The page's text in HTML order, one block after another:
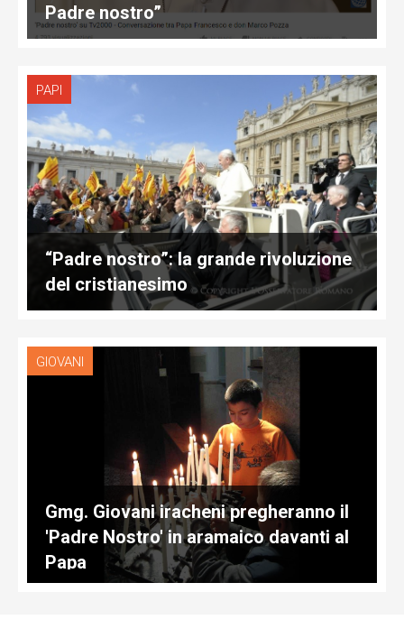
Padre nostro”
PAPI
“Padre nostro”: la grande rivoluzione
del cristianesimo
GIOVANI
Gmg. Giovani iracheni pregheranno il
'Padre Nostro' in aramaico davanti al
Papa